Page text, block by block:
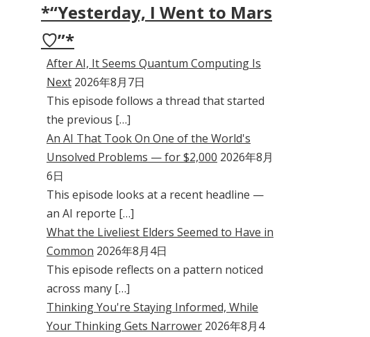
*“Yesterday, I Went to Mars
♡”*
After AI, It Seems Quantum Computing Is
Next 2026年8月7日
This episode follows a thread that started
the previous […]
An AI That Took On One of the World's
Unsolved Problems — for $2,000 2026年8月
6日
This episode looks at a recent headline —
an AI reporte […]
What the Liveliest Elders Seemed to Have in
Common 2026年8月4日
This episode reflects on a pattern noticed
across many […]
Thinking You're Staying Informed, While
Your Thinking Gets Narrower 2026年8月4